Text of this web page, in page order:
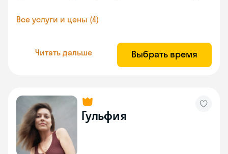
Все услуги и цены (4)
Читать дальше Выбрать время
Гульфия